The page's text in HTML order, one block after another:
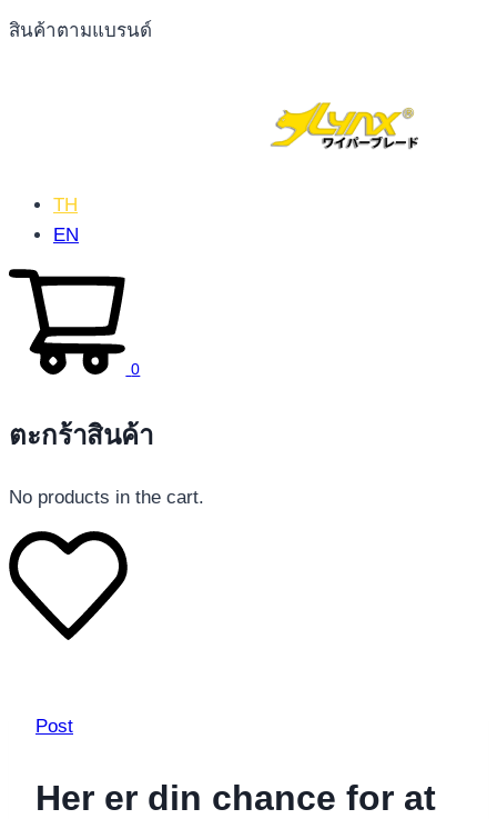
สินค้าตามแบรนด์
TH
EN
0
ตะกร้าสินค้า
No products in the cart.
Post
Her er din chance for at